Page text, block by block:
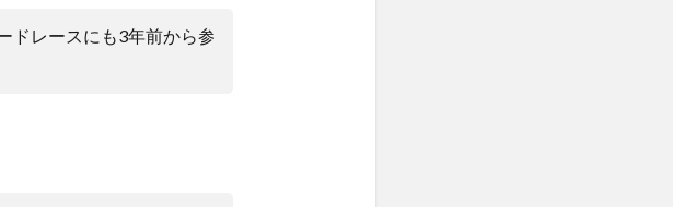
ドレースにも3年前から参